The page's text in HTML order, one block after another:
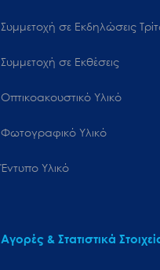
Συμμετοχή σε Εκδηλώσεις
Συμμετοχή σε Εκθέσεις
Οπτικοακουστικό Υλικό
Φωτογραφικό Υλικό
Έντυπο Υλικό
Αγορές & Στατιστικά